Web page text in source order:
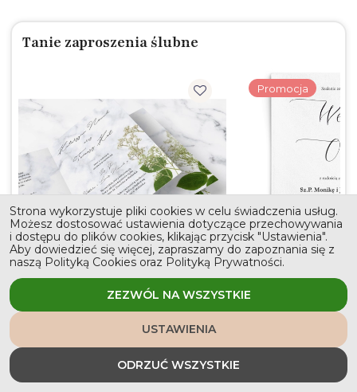
Tanie zaproszenia ślubne
Zaproszenia ślubne Marble leaf -
Składane Motyw 3
Personalizuj od 3,01 zł
Promocja
Zaproszenia ślubne
- Motyw 1
Personalizuj od
Cytaty - wiersze
Strona wykorzystuje pliki cookies w celu świadczenia usług.
Możesz dostosować ustawienia dotyczące przechowywania
i dostępu do plików cookies, klikając przycisk "Ustawienia".
Aby dowiedzieć się więcej, zapraszamy do zapoznania się z
naszą Polityką Cookies oraz Polityką Prywatności.
ZEZWÓL NA WSZYSTKIE
USTAWIENIA
ODRZUĆ WSZYSTKIE